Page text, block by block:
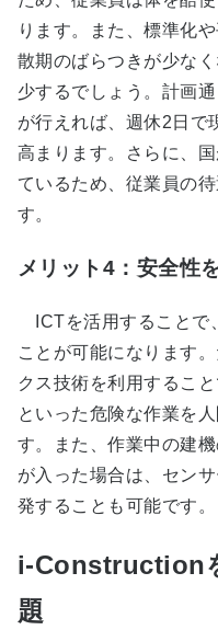
ります。また、標準化
散期のばらつきが少な
少するでしょう。計画
が行えれば、週休2日で
高まります。さらに、
ているため、従業員の
す。
メリット4：安全性
ICTを活用することで
ことが可能になります
クス技術を利用するこ
といった危険な作業を
す。また、作業中の建
が入った場合は、セン
発することも可能です。
i-Construction
題